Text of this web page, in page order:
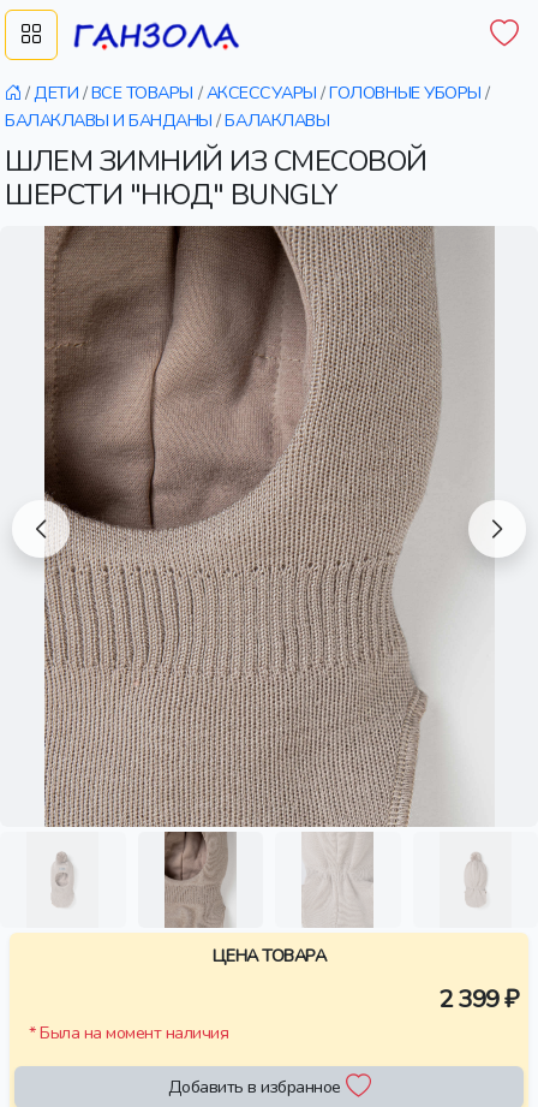
/ДЕТИ /ВСЕ ТОВАРЫ /АКСЕССУАРЫ /ГОЛОВНЫЕ УБОРЫ /
БАЛАКЛАВЫ И БАНДАНЫ /БАЛАКЛАВЫ
ШЛЕМ ЗИМНИЙ ИЗ СМЕСОВОЙ
ШЕРСТИ "НЮД" BUNGLY
ЦЕНА ТОВАРА
2 399 ₽
* Была на момент наличия
Добавить в избранное